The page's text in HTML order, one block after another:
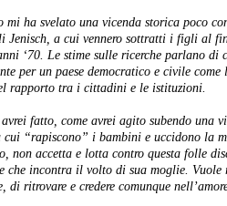
mi ha svelato una vicenda storica poco
Jenisch, a cui vennero sottratti i figli al
‘70. Le stime sulle ricerche parlano di
per un paese democratico e civile
rapporto tra i cittadini e le istituzioni.
fatto, come avrei agito subendo una
“rapiscono” i bambini e uccidono la
non accetta e lotta contro questa folle
che incontra il volto di sua moglie.
di ritrovare e credere comunque